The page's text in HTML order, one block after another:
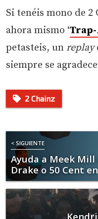
Si tenéis mono de 2
ahora mismo ‘
petasteis, un replay
siempre se
2 Chainz
< SIGUIENTE
Ayuda a Meek
Drake o 50 Cent